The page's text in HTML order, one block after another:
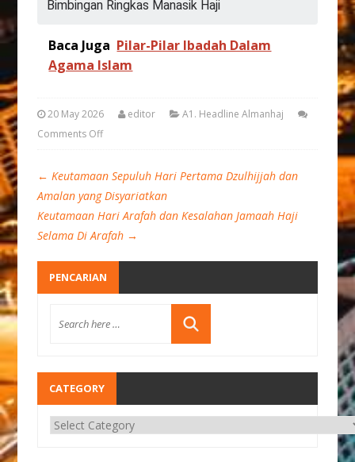
Bimbingan Ringkas Manasik Haji
Baca Juga Pilar-Pilar Ibadah Dalam
Agama Islam
20 May 2026 editor
A1. Headline Almanhaj
Comments Off
← Keutamaan Sepuluh Hari Pertama Dzulhijjah dan
Amalan yang Disyariatkan
Keutamaan Hari Arafah dan Kesalahan Jamaah Haji
Selama Di Arafah →
PENCARIAN
CATEGORY